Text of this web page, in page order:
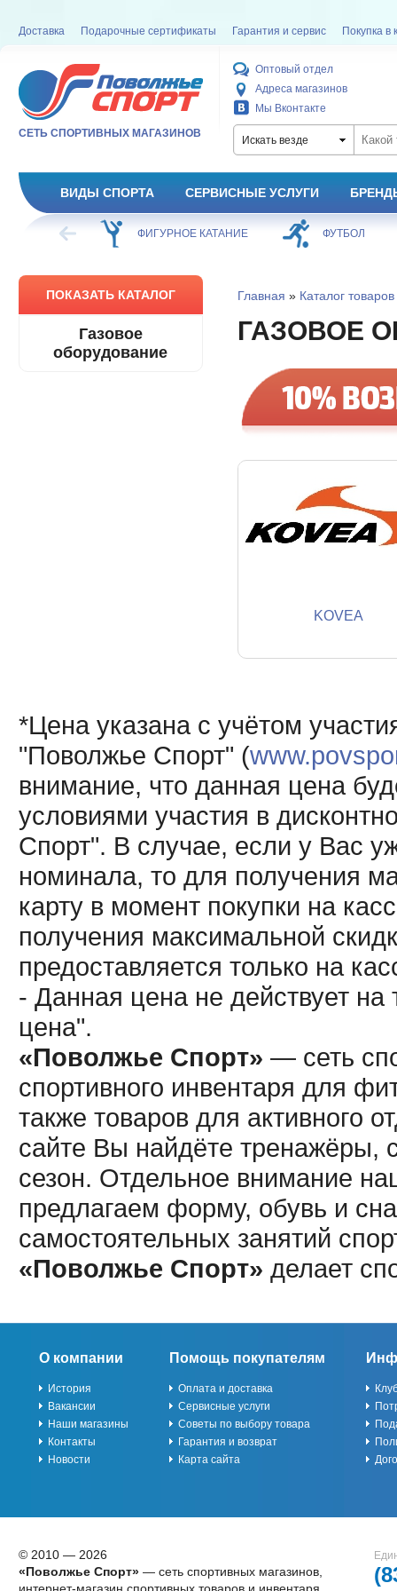
Доставка Подарочные сертификаты Гарантия и сервис Покупка в
СЕТЬ СПОРТИВНЫХ МАГАЗИНОВ
Оптовый отдел
Адреса магазинов
Мы Вконтакте
Искать везде
ВИДЫ СПОРТА СЕРВИСНЫЕ УСЛУГИ
ХОККЕЙ ФИГУРНОЕ КАТАНИЕ ФУТБОЛ
ПОКАЗАТЬ КАТАЛОГ
Газовое
оборудование
Главная » Каталог товаров
ГАЗОВОЕ
KOVEA
*Цена указана с учётом
"Поволжье Спорт" (
внимание, что данная цена
условиями участия в
Спорт". В случае, если у Вас
номинала, то для получения
карту в момент покупки на
получения максимальной
предоставляется только на
- Данная цена не действует
цена".
«Поволжье Спорт» — сеть
спортивного инвентаря для
также товаров для активного
сайте Вы найдёте тренажёры,
сезон. Отдельное внимание
предлагаем форму, обувь и
самостоятельных занятий
«Поволжье Спорт» делает
О компании
История
Вакансии
Наши магазины
Контакты
Новости
Помощь покупателям
Оплата и доставка
Сервисные услуги
Советы по выбору товара
Гарантия и возврат
Карта сайта
© 2010 — 2026
«Поволжье Спорт»— сеть спортивных магазинов,